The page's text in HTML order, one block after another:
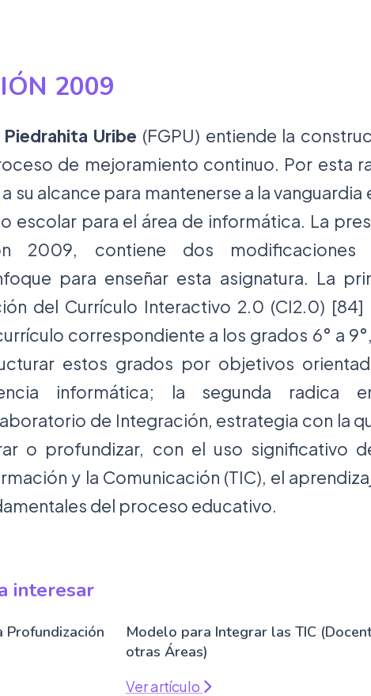
2009
Uribe (FGPU) entiende la
de mejoramiento continuo. Por esta
su alcance para mantenerse a la vanguardia
escolar para el área de informática. La
2009, contiene dos modificaciones
para enseñar esta asignatura. La
del Currículo Interactivo 2.0 (CI2.0) [84]
correspondiente a los grados 6° a
estos grados por objetivos
informática; la segunda radica
de Integración, estrategia con la
o profundizar, con el uso significativo
y la Comunicación (TIC), el
del proceso educativo.
interesar
Profundización
Modelo para Integrar las TIC
otras Áreas)
Ver artículo